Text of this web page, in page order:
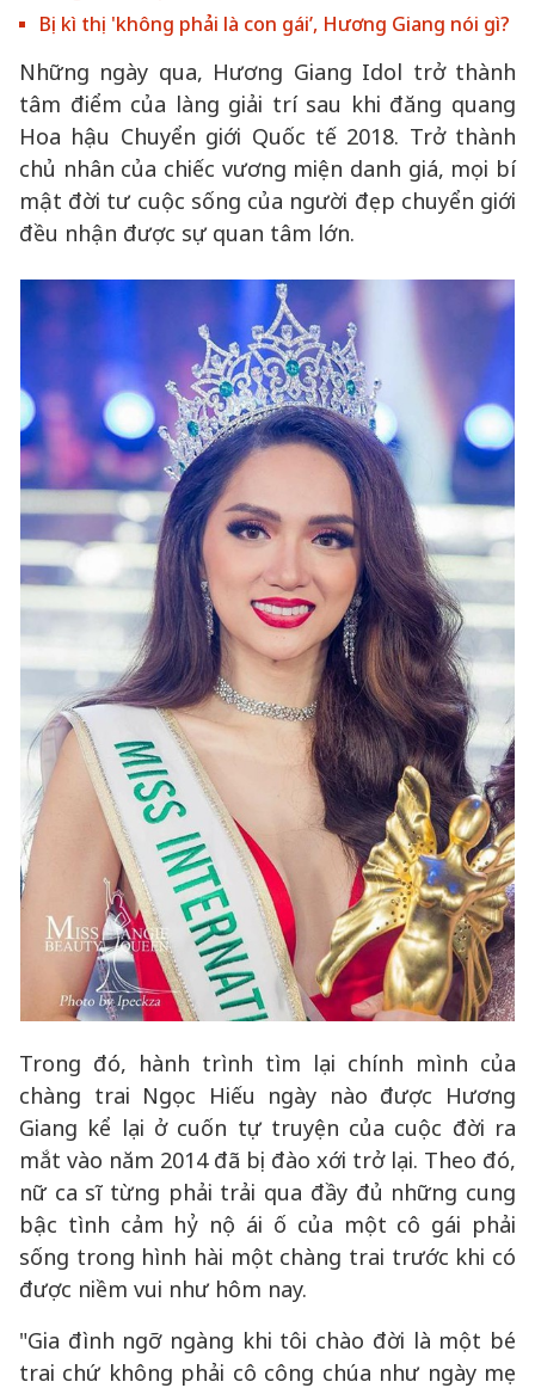
Bị kì thị 'không phải là con gái’, Hương Giang nói gì?
Những ngày qua, Hương Giang Idol trở thành
tâm điểm của làng giải trí sau khi đăng quang
Hoa hậu Chuyển giới Quốc tế 2018. Trở thành
chủ nhân của chiếc vương miện danh giá, mọi bí
mật đời tư cuộc sống của người đẹp chuyển giới
đều nhận được sự quan tâm lớn.
Trong đó, hành trình tìm lại chính mình của
chàng trai Ngọc Hiếu ngày nào được Hương
Giang kể lại ở cuốn tự truyện của cuộc đời ra
mắt vào năm 2014 đã bị đào xới trở lại. Theo đó,
nữ ca sĩ từng phải trải qua đầy đủ những cung
bậc tình cảm hỷ nộ ái ố của một cô gái phải
sống trong hình hài một chàng trai trước khi có
được niềm vui như hôm nay.
"Gia đình ngỡ ngàng khi tôi chào đời là một bé
trai chứ không phải cô công chúa như ngày mẹ